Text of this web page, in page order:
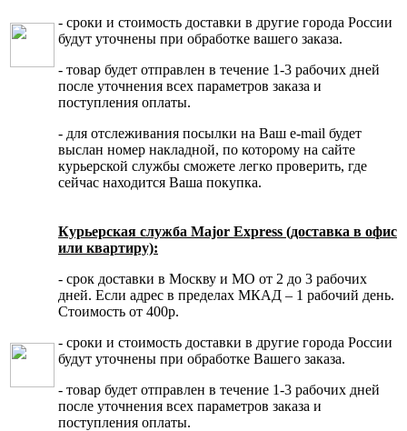
- сроки и стоимость доставки в другие города России
будут уточнены при обработке вашего заказа.
- товар будет отправлен в течение 1-3 рабочих дней
после уточнения всех параметров заказа и
поступления оплаты.
- для отслеживания посылки на Ваш e-mail будет
выслан номер накладной, по которому на сайте
курьерской службы сможете легко проверить, где
сейчас находится Ваша покупка.
Курьерская служба Major Express (доставка в офис
или квартиру):
- срок доставки в Москву и МО от 2 до 3 рабочих
дней. Если адрес в пределах МКАД – 1 рабочий день.
Стоимость от 400р.
- сроки и стоимость доставки в другие города России
будут уточнены при обработке Вашего заказа.
- товар будет отправлен в течение 1-3 рабочих дней
после уточнения всех параметров заказа и
поступления оплаты.